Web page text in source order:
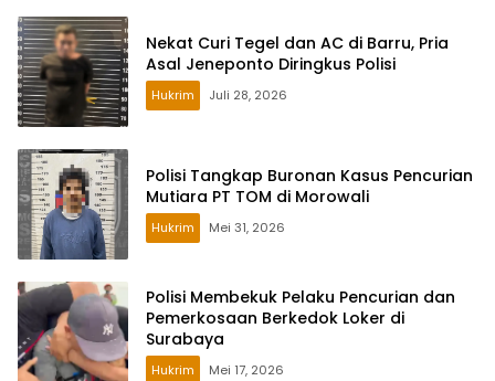
Nekat Curi Tegel dan AC di Barru, Pria
Asal Jeneponto Diringkus Polisi
Hukrim Juli 28, 2026
Polisi Tangkap Buronan Kasus Pencurian
Mutiara PT TOM di Morowali
Hukrim Mei 31, 2026
Polisi Membekuk Pelaku Pencurian dan
Pemerkosaan Berkedok Loker di
Surabaya
Hukrim Mei 17, 2026